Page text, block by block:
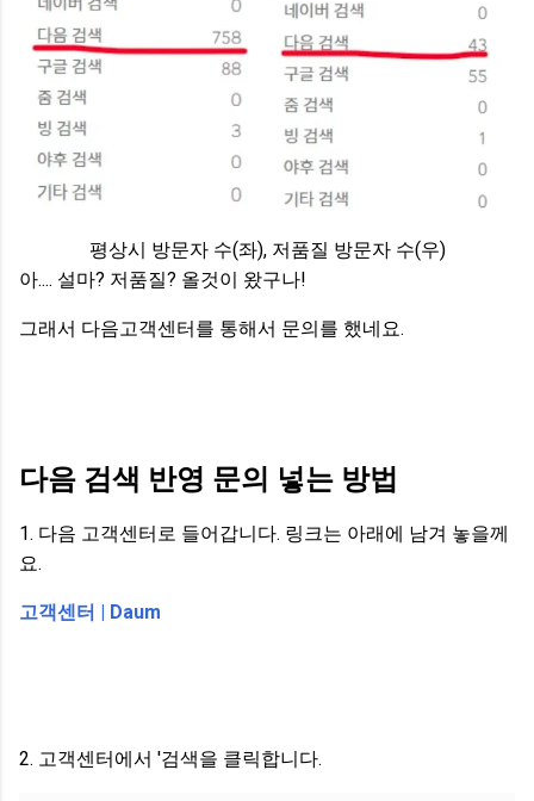
평상시 방문자 수(좌), 저품질 방문자 수(우)
아.... 설마? 저품질? 올것이 왔구나!
그래서 다음고객센터를 통해서 문의를 했네요.
다음 검색 반영 문의 넣는 방법
1. 다음 고객센터로 들어갑니다. 링크는 아래에 남겨 놓을께
요.
고객센터 | Daum
2. 고객센터에서 '검색을 클릭합니다.